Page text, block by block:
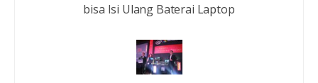
bisa Isi Ulang Baterai Laptop